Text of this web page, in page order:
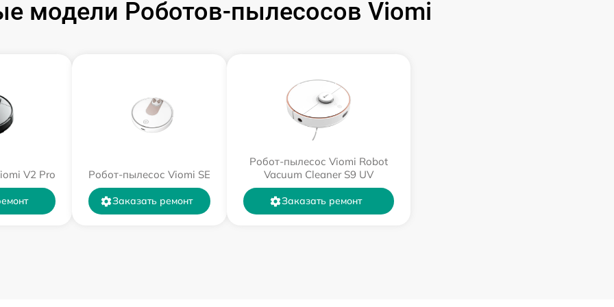
модели Роботов-пылесосов Viomi
V2 Pro Робот-пылесос Viomi SE
Заказать ремонт
Робот-пылесос Viomi Robot
Vacuum Cleaner S9 UV
Заказать ремонт